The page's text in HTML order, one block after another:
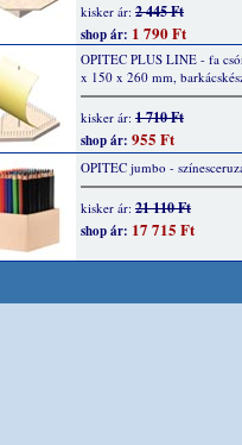
kisker ár: 2 445 Ft
shop ár: 1 790 Ft
OPITEC PLUS LINE - fa
x 150 x 260 mm,
kisker ár: 1 710 Ft
shop ár: 955 Ft
OPITEC jumbo -
kisker ár: 21 110 Ft
shop ár: 17 715 Ft